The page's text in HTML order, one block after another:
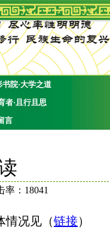
书院·大学之道
者·且行且思
言
：18041
情况见（链接）